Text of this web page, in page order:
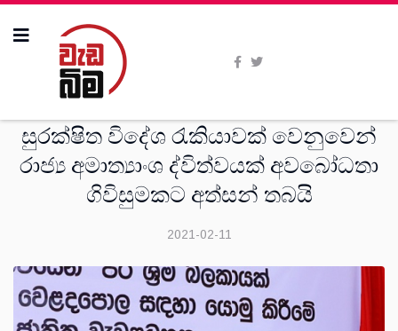
සුරක්ෂිත විදේශ රැකියාවක් වෙනුවෙන්
රාජ්‍ය අමාත්‍යාංශ ද්විත්වයක් අවබෝධතා
ගිවිසුමකට අත්සන් තබයි
2021-02-11